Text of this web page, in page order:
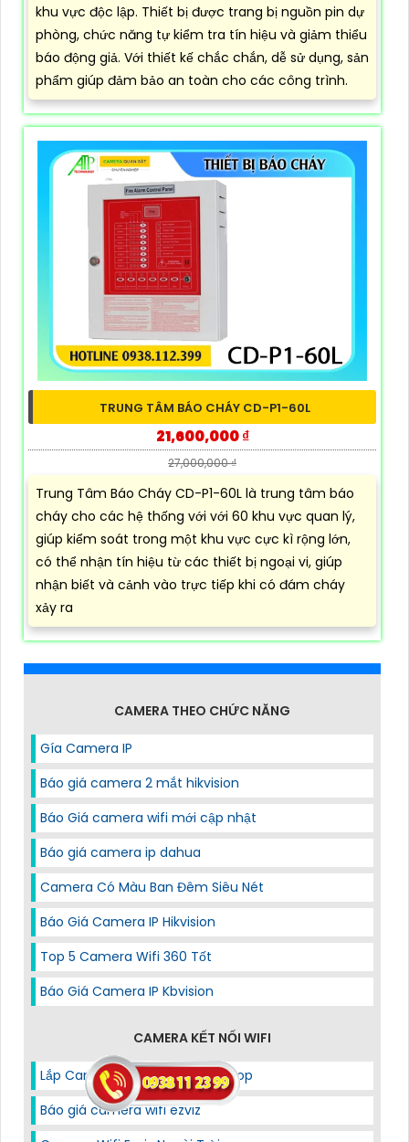
khu vực độc lập. Thiết bị được trang bị nguồn pin dự
phòng, chức năng tự kiểm tra tín hiệu và giảm thiểu
báo động giả. Với thiết kế chắc chắn, dễ sử dụng, sản
phẩm giúp đảm bảo an toàn cho các công trình.
TRUNG TÂM BÁO CHÁY CD-P1-60L
21,600,000 ₫
27,000,000 ₫
Trung Tâm Báo Cháy CD-P1-60L là trung tâm báo
cháy cho các hệ thống với với 60 khu vực quan lý,
giúp kiểm soát trong một khu vực cực kì rộng lớn,
có thể nhận tín hiệu từ các thiết bị ngoại vi, giúp
nhận biết và cảnh vào trực tiếp khi có đám cháy
xảy ra
CAMERA THEO CHỨC NĂNG
Gía Camera IP
Báo giá camera 2 mắt hikvision
Báo Giá camera wifi mới cập nhật
Báo giá camera ip dahua
Camera Có Màu Ban Đêm Siêu Nét
Báo Giá Camera IP Hikvision
Top 5 Camera Wifi 360 Tốt
Báo Giá Camera IP Kbvision
CAMERA KẾT NỐI WIFI
Lắp Camera Wifi Giá Rẻ Visioncop
Báo giá camera wifi ezviz